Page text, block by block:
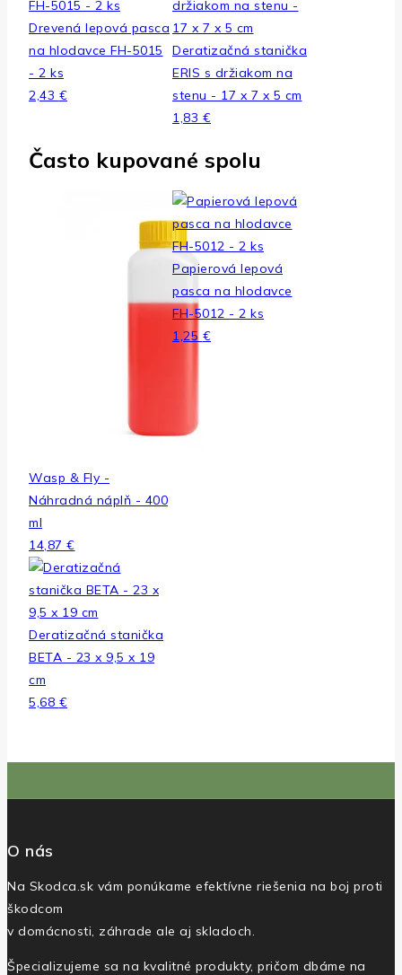
Drevená lepová pasca
na hlodavce FH-5015
- 2 ks
2,43 €
Deratizačná stanička
ERIS s držiakom na
stenu - 17 x 7 x 5 cm
1,83 €
Často kupované spolu
Wasp & Fly -
Náhradná náplň - 400
ml
14,87 €
Papierová lepová
pasca na hlodavce
FH-5012 - 2 ks
1,25 €
Deratizačná stanička
BETA - 23 x 9,5 x 19
cm
5,68 €
O nás
Na Skodca.sk vám ponúkame efektívne riešenia na boj proti
škodcom
v domácnosti, záhrade ale aj skladoch.
Špecializujeme sa na kvalitné produkty, pričom dbáme na